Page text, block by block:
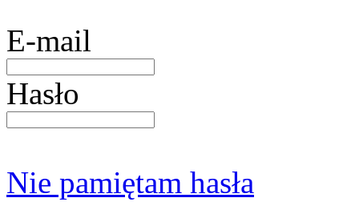
E-mail
Hasło
Nie pamiętam hasła